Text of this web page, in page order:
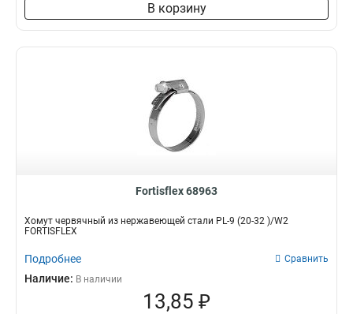
В корзину
Fortisflex 68963
Хомут червячный из нержавеющей стали PL-9 (20-32 )/W2
FORTISFLEX
Подробнее Сравнить
Наличие: В наличии
13,85 ₽